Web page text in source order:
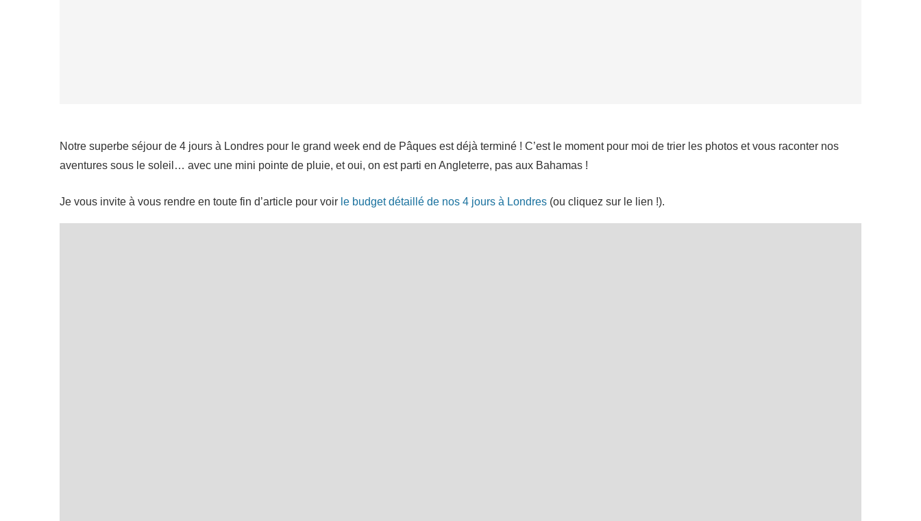
Notre superbe séjour de 4 jours à Londres pour le grand week end de Pâques est déjà terminé ! C’est le moment pour moi de trier les photos et vous raconter nos
aventures sous le soleil… avec une mini pointe de pluie, et oui, on est parti en Angleterre, pas aux Bahamas !
Je vous invite à vous rendre en toute fin d’article pour voir le budget détaillé de nos 4 jours à Londres (ou cliquez sur le lien !).